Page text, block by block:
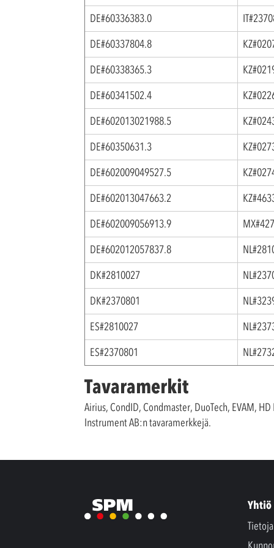
DE#60336383.0
DE#60337804.8
DE#60338365.3
DE#60341502.4
DE#602013021988.5
DE#60350631.3
DE#602009049527.5
DE#602013047663.2
DE#602009056913.9
DE#602012057837.8
DK#2810027
DK#2370801
ES#2810027
ES#2370801
Tavaramerkit
Airius, CondID, Condmaster, DuoTech, EVAM,
Instrument AB:n tavaramerkkejä.
Yhtiö